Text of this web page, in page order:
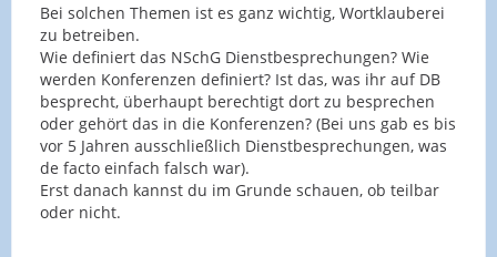
Bei solchen Themen ist es ganz wichtig, Wortklauberei
zu betreiben.
Wie definiert das NSchG Dienstbesprechungen? Wie
werden Konferenzen definiert? Ist das, was ihr auf DB
besprecht, überhaupt berechtigt dort zu besprechen
oder gehört das in die Konferenzen? (Bei uns gab es bis
vor 5 Jahren ausschließlich Dienstbesprechungen, was
de facto einfach falsch war).
Erst danach kannst du im Grunde schauen, ob teilbar
oder nicht.